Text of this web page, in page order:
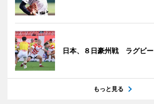
日本、８日豪州戦 ラグビー
もっと見る